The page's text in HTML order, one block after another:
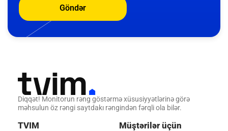
Göndər
Diqqət! Monitorun rəng göstərmə xüsusiyyətlərinə görə
məhsulun öz rəngi saytdakı rəngindən fərqli ola bilər.
TVIM Müştərilər üçün